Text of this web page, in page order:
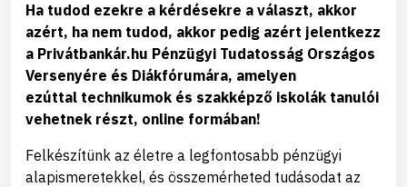
Ha tudod ezekre a kérdésekre a választ, akkor
azért, ha nem tudod, akkor pedig azért jelentkezz
a Privátbankár.hu Pénzügyi Tudatosság Országos
Versenyére és Diákfórumára, amelyen
ezúttal technikumok és szakképző iskolák tanulói
vehetnek részt, online formában!
Felkészítünk az életre a legfontosabb pénzügyi
alapismeretekkel, és összemérheted tudásodat az